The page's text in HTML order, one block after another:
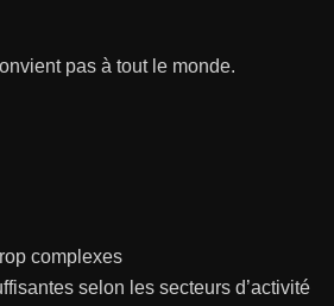
pas à tout le monde.
complexes
selon les secteurs d’activité